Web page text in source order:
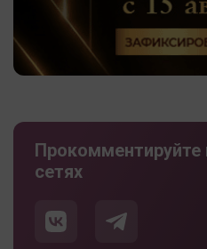
сетях